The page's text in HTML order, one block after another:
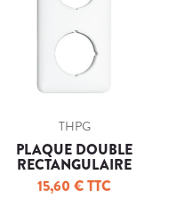
THPG
PLAQUE DOUBLE
RECTANGULAIRE
DUROPLAST BLANC
15,60 € TTC